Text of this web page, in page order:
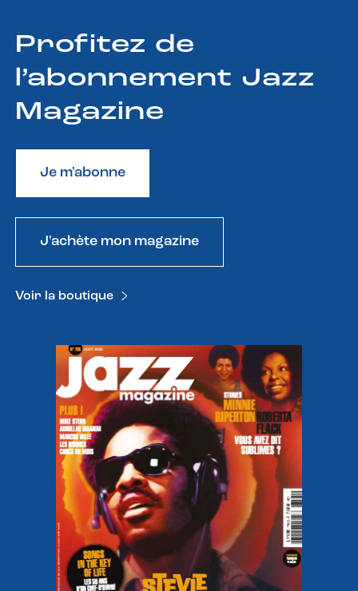
Profitez de
l’abonnement Jazz
Magazine
Je m'abonne
J'achète mon magazine
Voir la boutique